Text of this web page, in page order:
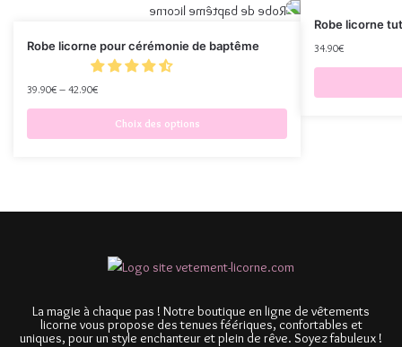
Robe licorne pour cérémonie de baptême
39.90€ – 42.90€
Choix des options
Robe licorne
34.90€
La magie à chaque pas ! Notre boutique en ligne de vêtements
licorne vous propose des tenues féériques, confortables et
uniques, pour un style enchanteur et plein de rêve. Soyez fabuleux !